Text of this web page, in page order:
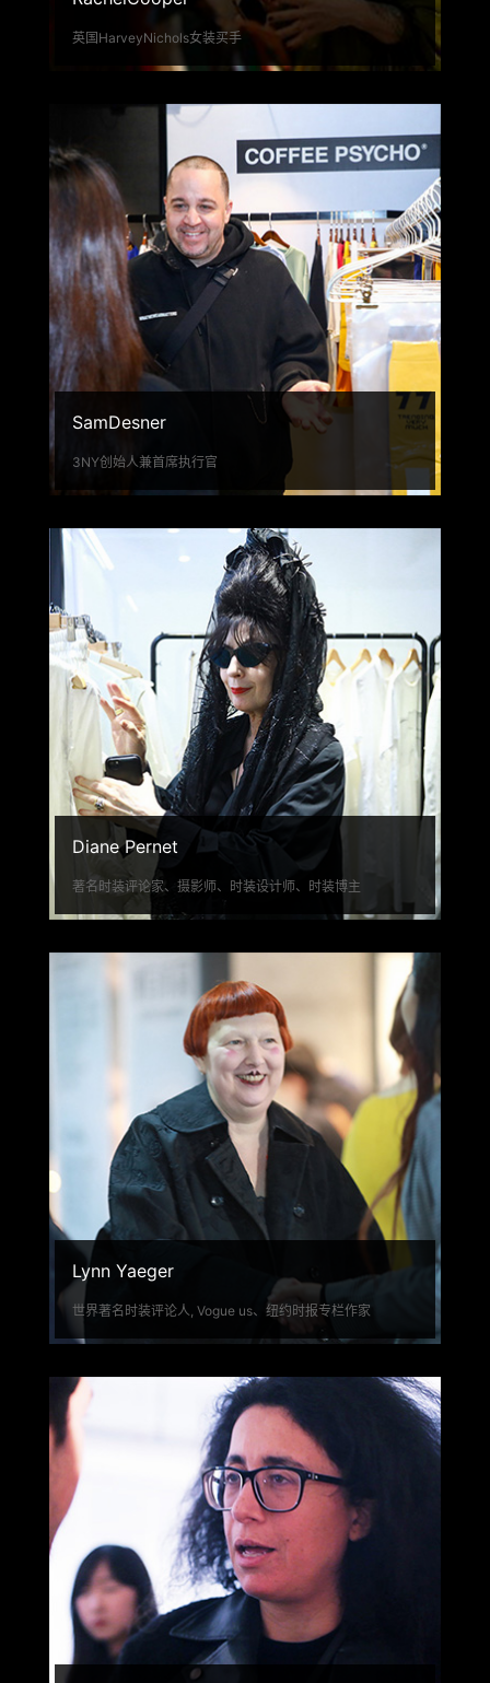
英国HarveyNichols女装买手
SamDesner
3NY创始人兼首席执行官
Diane Pernet
著名时装评论家、摄影师、时装设计师、时装博主
Lynn Yaeger
世界著名时装评论人, Vogue us、纽约时报专栏作家